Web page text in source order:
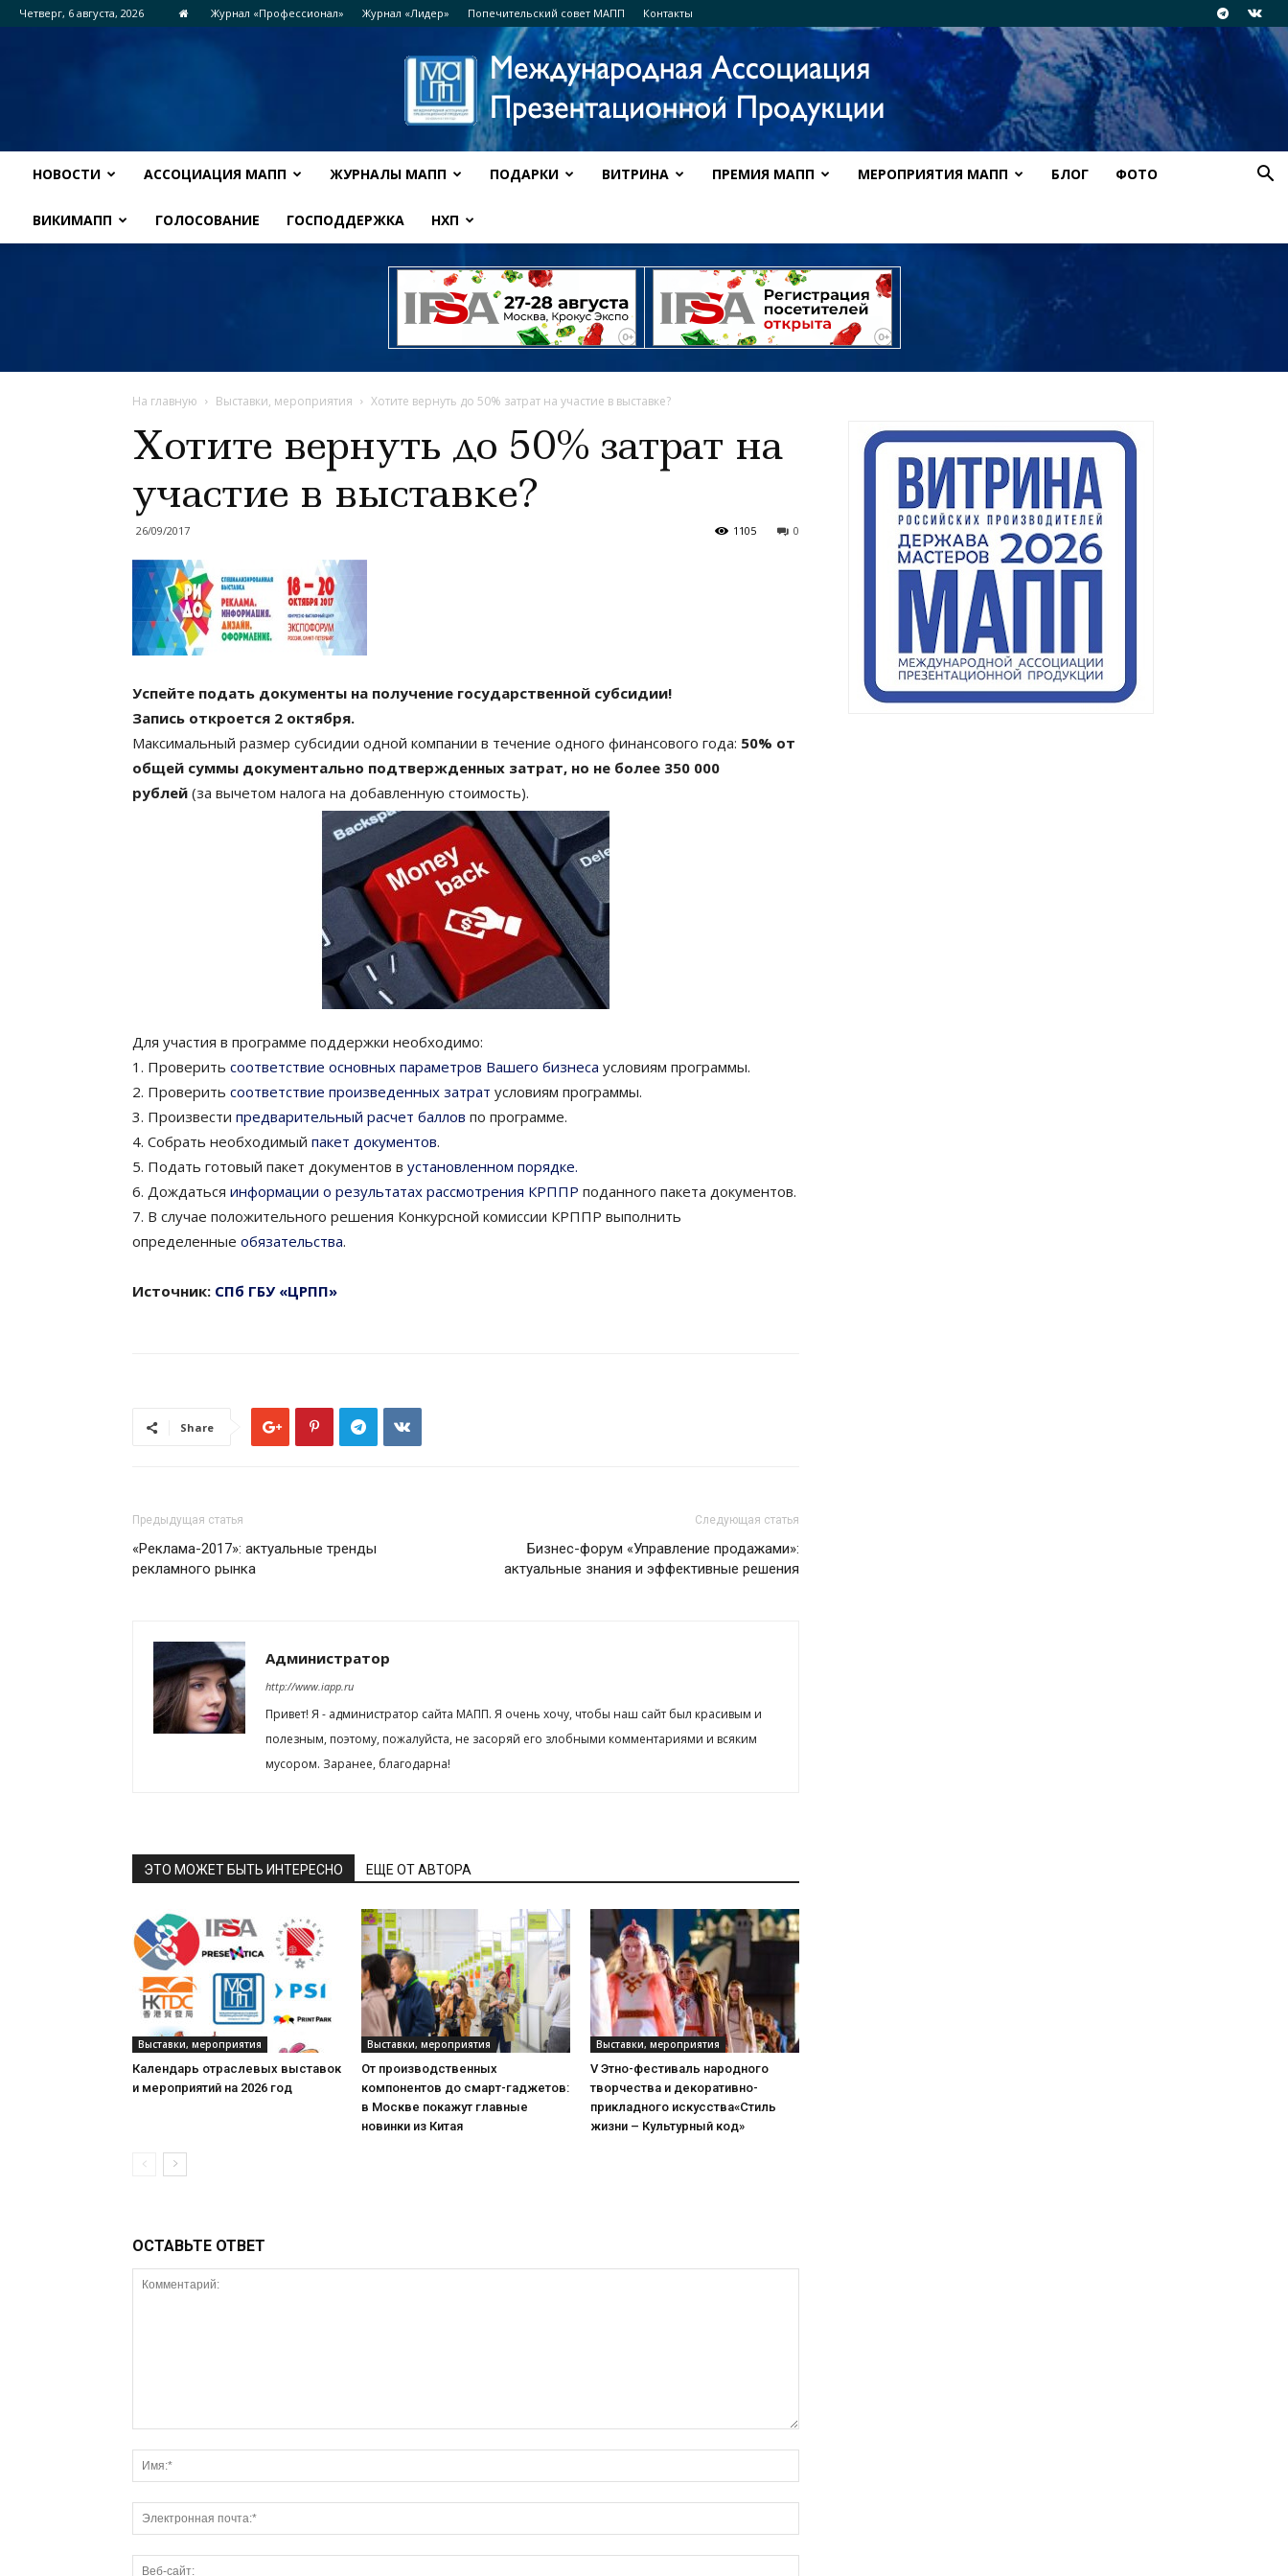
Четверг, 6 августа, 2026 Журнал «Профессионал» Журнал «Лидер» Попечительский совет МАПП Контакты
НОВОСТИ АССОЦИАЦИЯ МАПП ЖУРНАЛЫ МАПП ПОДАРКИ ВИТРИНА ПРЕМИЯ МАПП МЕРОПРИЯТИЯ МАПП БЛОГ ФОТО
ВИКИМАПП ГОЛОСОВАНИЕ ГОСПОДДЕРЖКА НХП
На главную Выставки, мероприятия Хотите вернуть до 50% затрат на участие в выставке?
Хотите вернуть до 50% затрат на
участие в выставке?
26/09/2017 0
1105
Успейте подать документы на получение государственной субсидии!
Запись откроется 2 октября.
Максимальный размер субсидии одной компании в течение одного финансового года: 50% от
общей суммы документально подтвержденных затрат, но не более 350 000
рублей (за вычетом налога на добавленную стоимость).
Для участия в программе поддержки необходимо:
1. Проверить соответствие основных параметров Вашего бизнеса условиям программы.
2. Проверить соответствие произведенных затрат условиям программы.
3. Произвести предварительный расчет баллов по программе.
4. Собрать необходимый пакет документов.
5. Подать готовый пакет документов в установленном порядке.
6. Дождаться информации о результатах рассмотрения КРППР поданного пакета документов.
7. В случае положительного решения Конкурсной комиссии КРППР выполнить
определенные обязательства.
Источник: СПб ГБУ «ЦРПП»
Share
Предыдущая статья
«Реклама-2017»: актуальные тренды
рекламного рынка
Следующая статья
Бизнес-форум «Управление продажами»:
актуальные знания и эффективные решения
Администратор
http://www.iapp.ru
Привет! Я - администратор сайта МАПП. Я очень хочу, чтобы наш сайт был красивым и
полезным, поэтому, пожалуйста, не засоряй его злобными комментариями и всяким
мусором. Заранее, благодарна!
ЭТО МОЖЕТ БЫТЬ ИНТЕРЕСНО ЕЩЕ ОТ АВТОРА
Выставки, мероприятия
Календарь отраслевых выставок
и мероприятий на 2026 год
Выставки, мероприятия
От производственных
компонентов до смарт-гаджетов:
в Москве покажут главные
новинки из Китая
Выставки, мероприятия
V Этно-фестиваль народного
творчества и декоративно-
прикладного искусства«Стиль
жизни – Культурный код»
ОСТАВЬТЕ ОТВЕТ